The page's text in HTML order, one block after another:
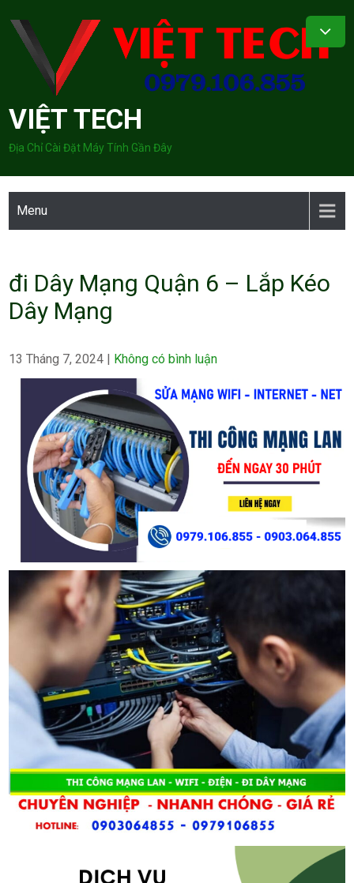
content
VIỆT TECH
Địa Chỉ Cài Đặt Máy Tính Gần Đây
Menu
đi Dây Mạng Quận 6 – Lắp Kéo
Dây Mạng
13 Tháng 7, 2024 | Không có bình luận